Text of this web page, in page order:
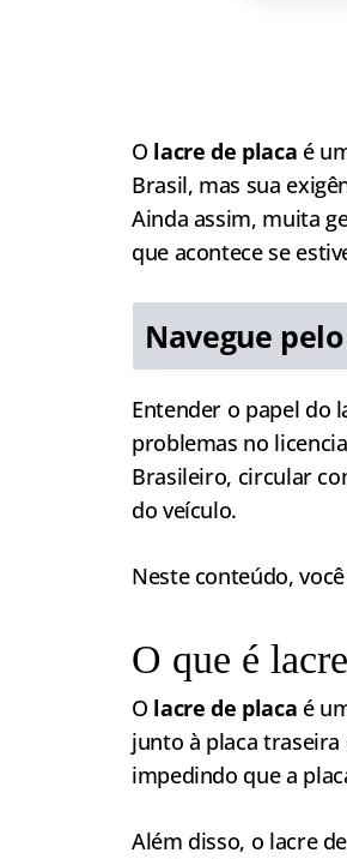
O lacre de placa é
Brasil, mas sua
Ainda assim, muita
que acontece se
Navegue
Entender o papel do
problemas no
Brasileiro, circular
do veículo.
Neste conteúdo,
O que é
O lacre de placa é
junto à placa traseira
impedindo que a
Além disso, o lacre